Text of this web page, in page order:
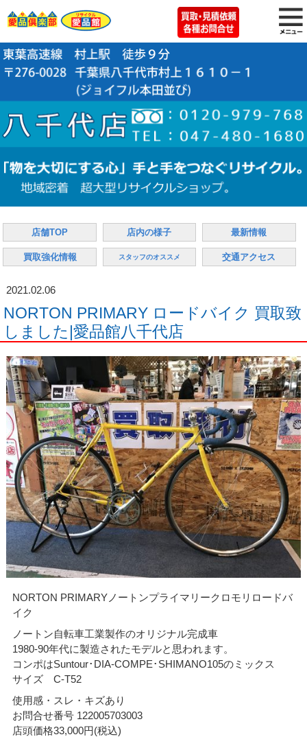
店舗TOP 店内の様子 最新情報
買取強化情報 スタッフのオススメ 交通アクセス
2021.02.06
NORTON PRIMARY ロードバイク 買取致
しました|愛品館八千代店
NORTON PRIMARYノートンプライマリークロモリロードバ
イク
ノートン自転車工業製作のオリジナル完成車
1980-90年代に製造されたモデルと思われます。
コンポはSuntour･DIA-COMPE･SHIMANO105のミックス
サイズ C-T52
使用感・スレ・キズあり
お問合せ番号 122005703003
店頭価格33,000円(税込)